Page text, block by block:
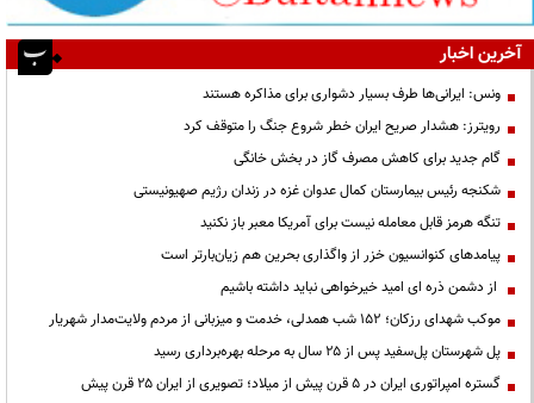
آخرین اخبار
ونس: ایرانی‌ها طرف بسیار دشواری برای مذاکره هستند
رویترز: هشدار صریح ایران خطر شروع جنگ را متوقف کرد
گام جدید برای کاهش مصرف گاز در بخش خانگی
شکنجه رئیس بیمارستان کمال عدوان غزه در زندان رژیم صهیونیستی
تنگه هرمز قابل معامله نیست برای آمریکا معبر باز نکنید
پیامدهای کنوانسیون خزر از واگذاری بحرین هم زیان‌بارتر است
از دشمن ذره ای امید خیرخواهی نباید داشته باشیم
موکب شهدای رزکان؛ ۱۵۲ شب همدلی، خدمت و میزبانی از مردم ولایت‌مدار شهریار
پل شهرستان پل‌سفید پس از ۲۵ سال به مرحله بهره‌برداری رسید
گستره امپراتوری ایران در ۵ قرن پیش از میلاد؛ تصویری از ایران ۲۵ قرن پیش